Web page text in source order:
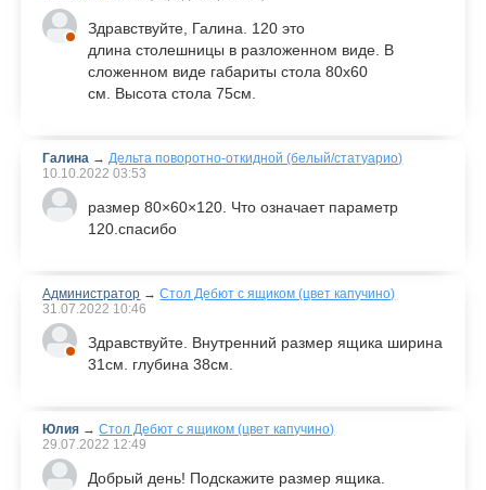
Здравствуйте, Галина. 120 это
длина столешницы в разложенном виде. В
сложенном виде габариты стола 80х60
см. Высота стола 75см.
Галина →Дельта поворотно-откидной (белый/статуарио)
10.10.2022 03:53
размер 80×60×120. Что означает параметр
120.спасибо
Администратор →Стол Дебют с ящиком (цвет капучино)
31.07.2022 10:46
Здравствуйте. Внутренний размер ящика ширина
31см. глубина 38см.
Юлия →Стол Дебют с ящиком (цвет капучино)
29.07.2022 12:49
Добрый день! Подскажите размер ящика.